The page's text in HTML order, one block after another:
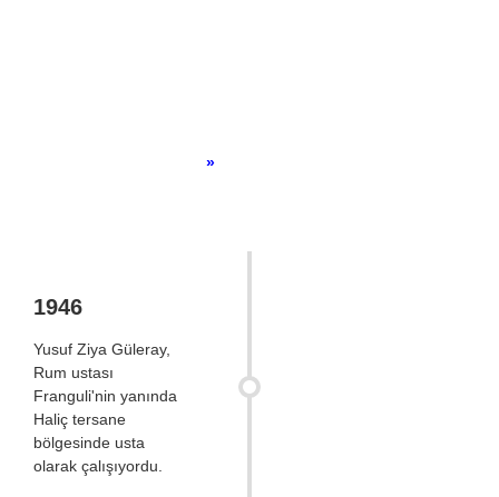
»
1946
Yusuf Ziya Güleray,
Rum ustası
Franguli'nin yanında
Haliç tersane
bölgesinde usta
olarak çalışıyordu.